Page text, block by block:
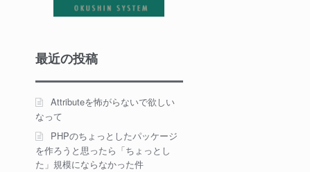
最近の投稿
Attributeを怖がらないで欲しい
なって
PHPのちょっとしたパッケージ
を作ろうと思ったら「ちょっとし
た」規模にならなかった件